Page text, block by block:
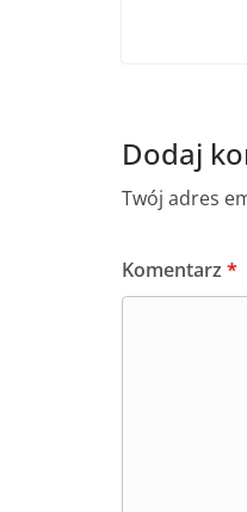
Dodaj
Twój adres
Komentarz *